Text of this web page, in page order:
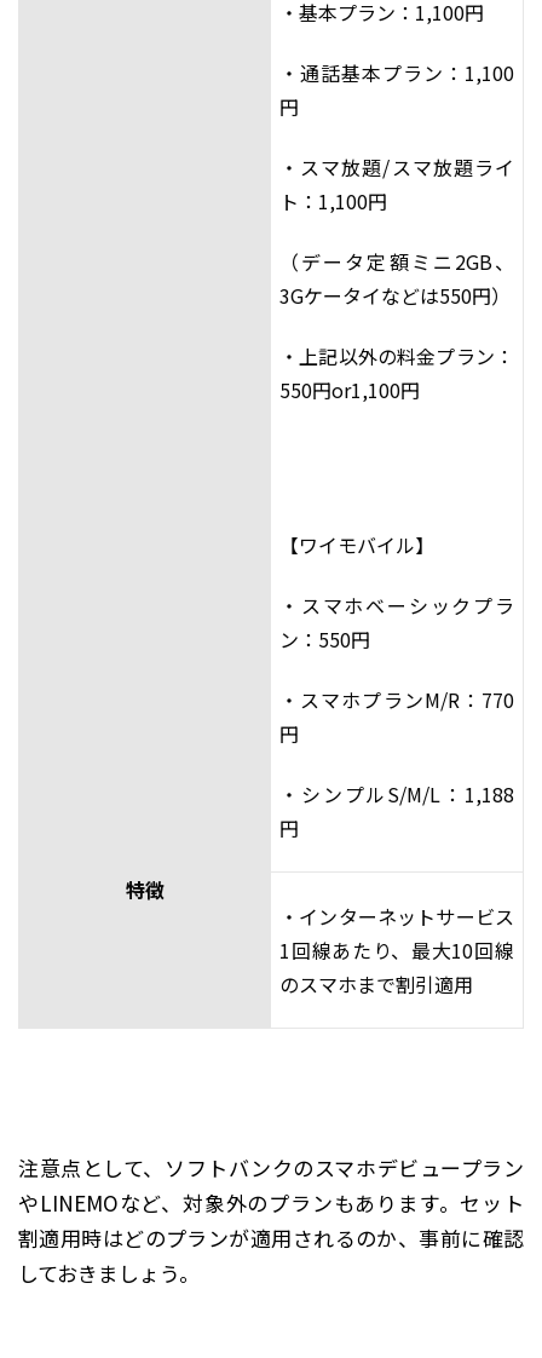
・基本プラン：1,100円
・通話基本プラン：1,100
円
・スマ放題/スマ放題ライ
ト：1,100円
（データ定額ミニ2GB、
3Gケータイなどは550円）
・上記以外の料金プラン：
550円or1,100円
【ワイモバイル】
・スマホベーシックプラ
ン：550円
・スマホプランM/R：770
円
・シンプルS/M/L：1,188
円
特徴
・インターネットサービス
1回線あたり、最大10回線
のスマホまで割引適用
注意点として、ソフトバンクのスマホデビュープラン
やLINEMOなど、対象外のプランもあります。セット
割適用時はどのプランが適用されるのか、事前に確認
しておきましょう。